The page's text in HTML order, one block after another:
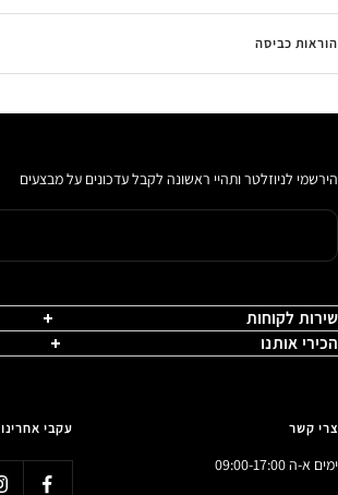
הוראות כביסה
הירשמי לניוזלטר ותהיי ראשונה לקבל עדכונים על מבצעים
שירות לקוחות
הכירי אותנו
צרי קשר
ימים א-ה 09:00-17:00
עקבי אחרינו